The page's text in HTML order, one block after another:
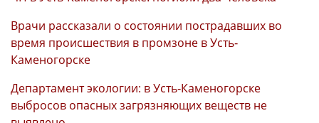
Врачи рассказали о состоянии пострадавших во
время происшествия в промзоне в Усть-
Каменогорске
Департамент экологии: в Усть-Каменогорске
выбросов опасных загрязняющих веществ не